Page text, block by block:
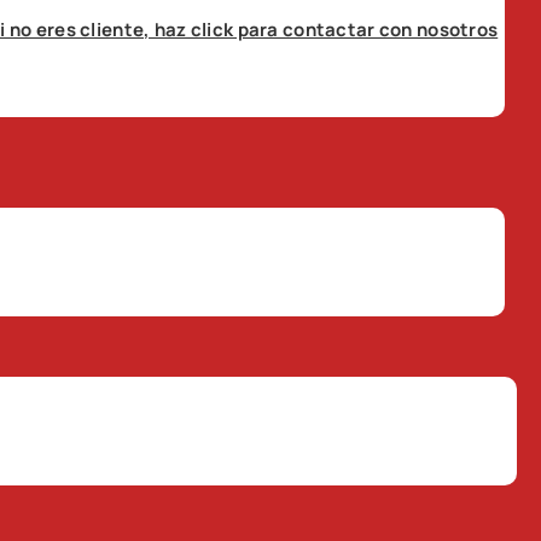
no eres cliente, haz click para contactar con nosotros